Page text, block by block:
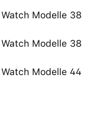
Modelle 38
Modelle 38
Modelle 44